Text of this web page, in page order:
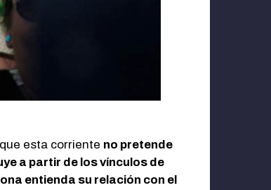
esta corriente no pretende
a partir de los vínculos de
entienda su relación con el